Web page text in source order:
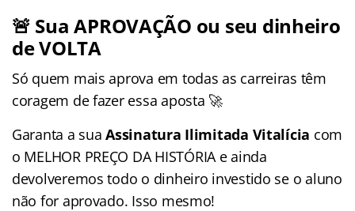
🚨 Sua APROVAÇÃO ou seu dinheiro
de VOLTA
Só quem mais aprova em todas as carreiras têm
coragem de fazer essa aposta 🚀
Garanta a suaAssinatura Ilimitada Vitalícia com
o MELHOR PREÇO DA HISTÓRIA e ainda
devolveremos todo o dinheiro investido se o aluno
não for aprovado. Isso mesmo!